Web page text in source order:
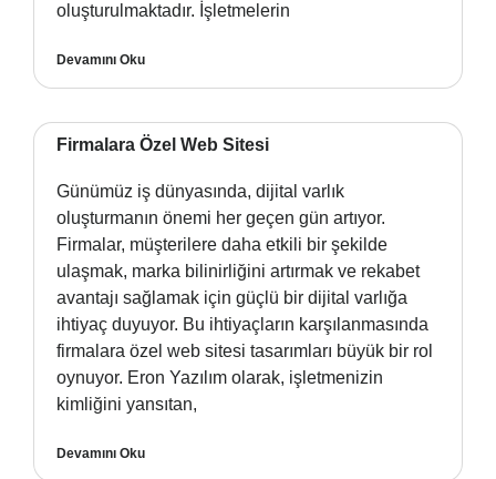
oluşturulmaktadır. İşletmelerin
Devamını Oku
Firmalara Özel Web Sitesi
Günümüz iş dünyasında, dijital varlık
oluşturmanın önemi her geçen gün artıyor.
Firmalar, müşterilere daha etkili bir şekilde
ulaşmak, marka bilinirliğini artırmak ve rekabet
avantajı sağlamak için güçlü bir dijital varlığa
ihtiyaç duyuyor. Bu ihtiyaçların karşılanmasında
firmalara özel web sitesi tasarımları büyük bir rol
oynuyor. Eron Yazılım olarak, işletmenizin
kimliğini yansıtan,
Devamını Oku